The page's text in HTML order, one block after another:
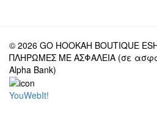
© 2026 GO HOOKAH BOUTIQUE
ΠΛΗΡΩΜΕΣ ΜΕ ΑΣΦΑΛΕΙΑ (σε
Alpha Bank)
YouWebIt!